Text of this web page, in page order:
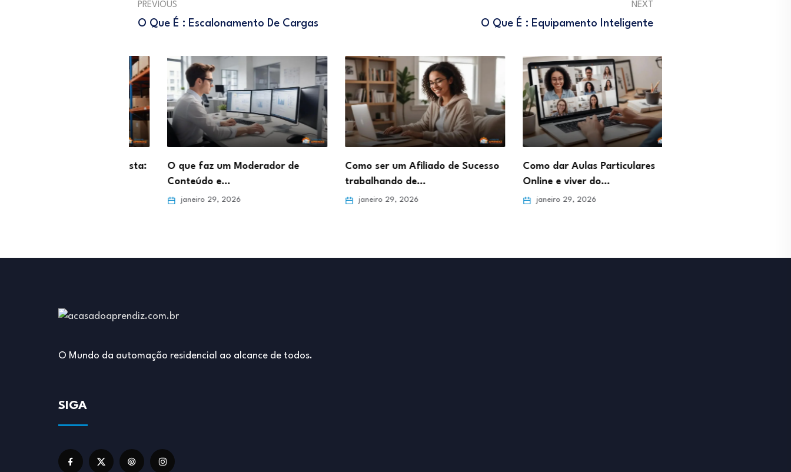
PREVIOUS
O Que É : Escalonamento De Cargas
NEXT
O Que É : Equipamento Inteligente
O que faz um Moderador de
Conteúdo e…
janeiro 29, 2026
Como ser um Afiliado de Sucesso
trabalhando de…
janeiro 29, 2026
Como dar Aulas Particulares
Online e viver do…
janeiro 29, 2026
O Mundo da automação residencial ao alcance de todos.
SIGA